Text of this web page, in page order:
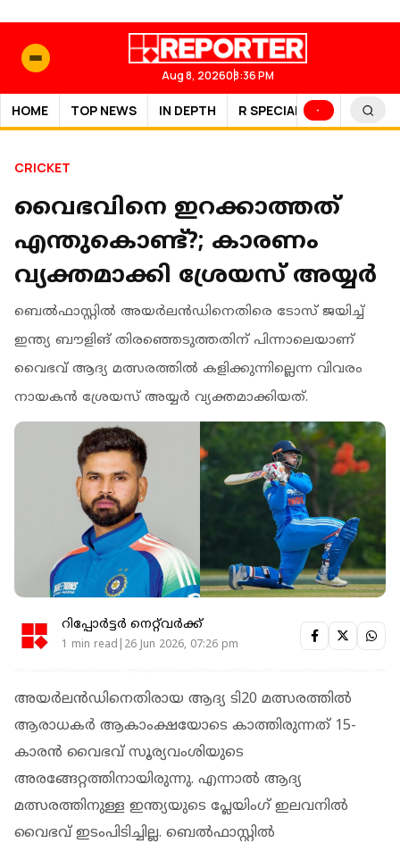
Aug 8, 202608:36 PM
HOME TOP NEWS IN DEPTH R SPECIAL SPORTS
CRICKET
വൈഭവിനെ ഇറക്കാത്തത്
എന്തുകൊണ്ട്?; കാരണം
വ്യക്തമാക്കി ശ്രേയസ് അയ്യർ
ബെൽഫാസ്റ്റിൽ അയര്‍ലന്‍ഡിനെതിരെ ടോസ് ജയിച്ച്
ഇന്ത്യ ബൗളിങ് തിരഞ്ഞെടുത്തതിന് പിന്നാലെയാണ്
വൈഭവ് ആദ്യ മത്സരത്തിൽ കളിക്കുന്നില്ലെന്ന വിവരം
നായകൻ ശ്രേയസ് അയ്യർ വ്യക്തമാക്കിയത്.
റിപ്പോർട്ടർ നെറ്റ്‌വര്‍ക്ക്‌
1 min read|26 Jun 2026, 07:26 pm
അയർലൻഡിനെതിരായ ആദ്യ ടി20 മത്സരത്തിൽ
ആരാധകര്‍ ആകാംക്ഷയോടെ കാത്തിരുന്നത് 15-
കാരൻ വൈഭവ് സൂര്യവംശിയുടെ
അരങ്ങേറ്റത്തിനായിരുന്നു. എന്നാല്‍ ആദ്യ
മത്സരത്തിനുള്ള ഇന്ത്യയുടെ പ്ലേയിംഗ് ഇലവനിൽ
വൈഭവ് ഇടംപിടിച്ചില്ല. ബെൽഫാസ്റ്റിൽ